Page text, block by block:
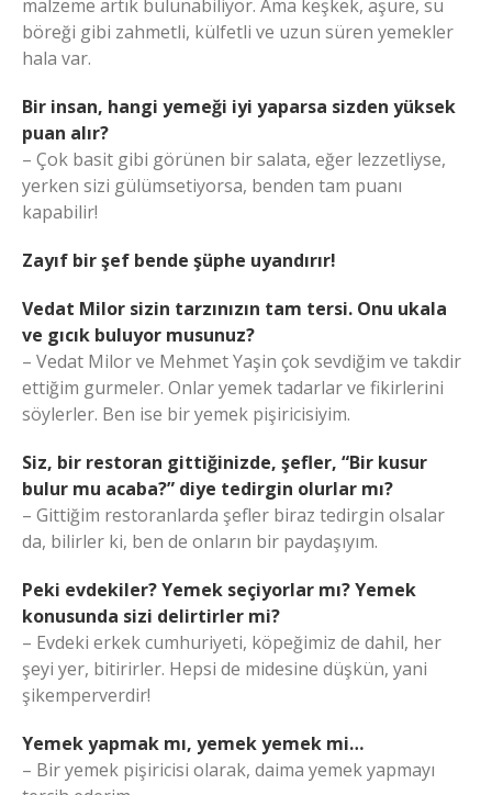
malzeme artık bulunabiliyor. Ama keşkek, aşure, su
böreği gibi zahmetli, külfetli ve uzun süren yemekler
hala var.
Bir insan, hangi yemeği iyi yaparsa sizden yüksek
puan alır?
– Çok basit gibi görünen bir salata, eğer lezzetliyse,
yerken sizi gülümsetiyorsa, benden tam puanı
kapabilir!
Zayıf bir şef bende şüphe uyandırır!
Vedat Milor sizin tarzınızın tam tersi. Onu ukala
ve gıcık buluyor musunuz?
– Vedat Milor ve Mehmet Yaşin çok sevdiğim ve takdir
ettiğim gurmeler. Onlar yemek tadarlar ve fikirlerini
söylerler. Ben ise bir yemek pişiricisiyim.
Siz, bir restoran gittiğinizde, şefler, “Bir kusur
bulur mu acaba?” diye tedirgin olurlar mı?
– Gittiğim restoranlarda şefler biraz tedirgin olsalar
da, bilirler ki, ben de onların bir paydaşıyım.
Peki evdekiler? Yemek seçiyorlar mı? Yemek
konusunda sizi delirtirler mi?
– Evdeki erkek cumhuriyeti, köpeğimiz de dahil, her
şeyi yer, bitirirler. Hepsi de midesine düşkün, yani
şikemperverdir!
Yemek yapmak mı, yemek yemek mi…
– Bir yemek pişiricisi olarak, daima yemek yapmayı